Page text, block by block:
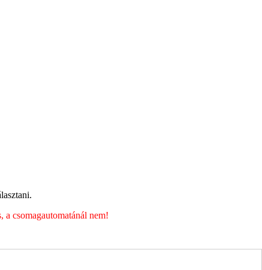
csomagautomatánál nem!